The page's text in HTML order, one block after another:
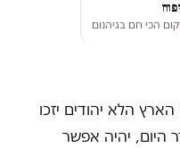
הכי חם בגיהנום
הלא יהודים יזכו
היום, יהיה אפשר